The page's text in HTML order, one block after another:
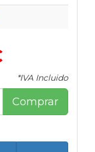
*IVA Incluido
Comprar